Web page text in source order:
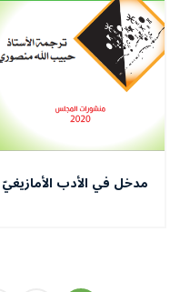
مدخل في الأدب الأمازيغيّ